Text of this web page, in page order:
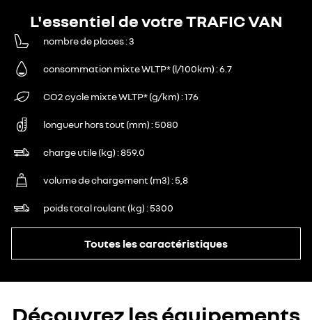
L'essentiel de votre TRAFIC VAN
nombre de places 3
consommation mixte WLTP* (l/100km) 6.7
CO2 cycle mixte WLTP* (g/km) 176
longueur hors tout (mm) 5080
charge utile (kg) 859.0
volume de chargement (m3) 5,8
poids total roulant (kg) 5300
Toutes les caractéristiques
Découvrez les équipements